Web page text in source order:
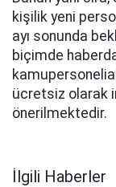
kişilik yeni
ayı sonunda
biçimde
ücretsiz olarak
önerilmektedir.
İlgili Haberler